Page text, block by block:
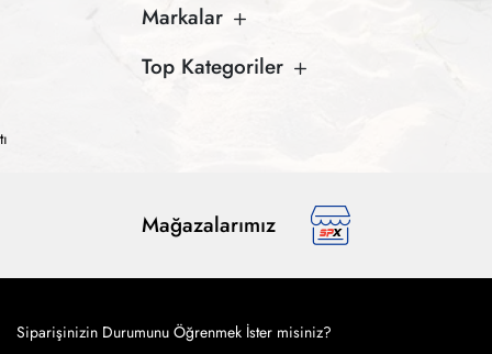
Markalar
Top Kategoriler
Mağazalarımız
Siparişinizin Durumunu Öğrenmek İster misiniz?